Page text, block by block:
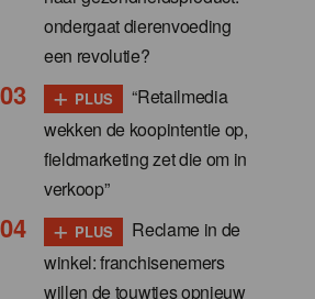
ondergaat dierenvoeding
een revolutie?
+ PLUS
“Retailmedia
wekken de koopintentie op,
fieldmarketing zet die om in
verkoop”
+ PLUS
Reclame in de
winkel: franchisenemers
willen de touwtjes opnieuw